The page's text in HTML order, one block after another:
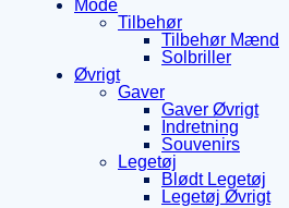
Mode
Tilbehør
Tilbehør Mænd
Solbriller
Øvrigt
Gaver
Gaver Øvrigt
Indretning
Souvenirs
Legetøj
Blødt Legetøj
Legetøj Øvrigt